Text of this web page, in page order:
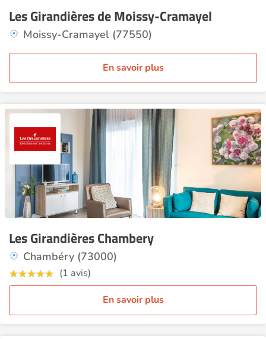
Les Girandières de Moissy-Cramayel
Moissy-Cramayel (77550)
En savoir plus
Les Girandières Chambery
Chambéry (73000)
(1 avis)
En savoir plus